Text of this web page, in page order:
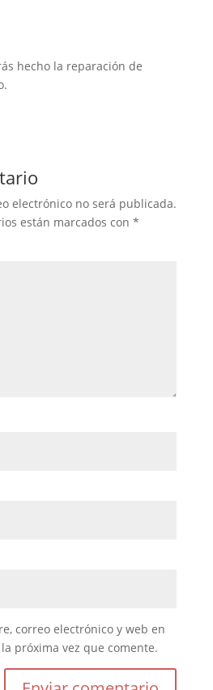
hecho la reparación de
electrónico no será publicada.
están marcados con *
correo electrónico y web en
próxima vez que comente.